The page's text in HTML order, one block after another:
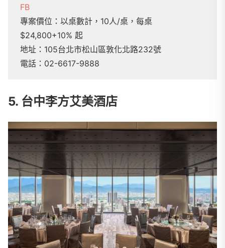
FB
專案價位：以桌數計，10人/桌，每桌
$24,800+10% 起
地址：105台北市松山區敦化北路232號
電話：02-6617-9888
5. 台中李方艾美酒店